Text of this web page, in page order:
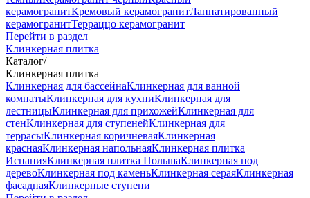
керамогранитКремовый керамогранитЛаппатированный
керамогранитТерраццо керамогранит
Перейти в раздел
Клинкерная плитка
Каталог/
Клинкерная плитка
Клинкерная для бассейнаКлинкерная для ванной
комнатыКлинкерная для кухниКлинкерная для
лестницыКлинкерная для прихожейКлинкерная для
стенКлинкерная для ступенейКлинкерная для
террасыКлинкерная коричневаяКлинкерная
краснаяКлинкерная напольнаяКлинкерная плитка
ИспанияКлинкерная плитка ПольшаКлинкерная под
деревоКлинкерная под каменьКлинкерная сераяКлинкерная
фасаднаяКлинкерные ступени